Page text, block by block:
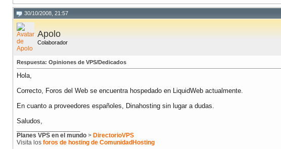
30/10/2008, 21:57
Apolo
Colaborador
Respuesta: Opiniones de VPS/Dedicados
Hola,
Correcto, Foros del Web se encuentra hospedado en LiquidWeb actualmente.
En cuanto a proveedores españoles, Dinahosting sin lugar a dudas.
Saludos,
Planes VPS en el mundo > DirectorioVPS
Visita los foros de hosting de ComunidadHosting